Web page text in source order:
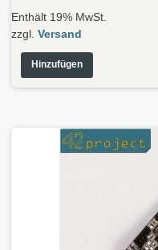
Enthält 19% MwSt.
zzgl. Versand
Hinzufügen